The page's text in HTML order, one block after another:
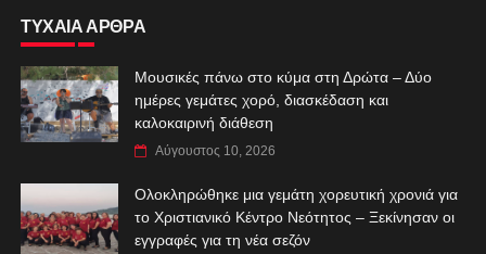
ΤΥΧΑΙΑ ΑΡΘΡΑ
Μουσικές πάνω στο κύμα στη Δρώτα – Δύο
ημέρες γεμάτες χορό, διασκέδαση και
καλοκαιρινή διάθεση
Αύγουστος 10, 2026
Ολοκληρώθηκε μια γεμάτη χορευτική χρονιά για
το Χριστιανικό Κέντρο Νεότητος – Ξεκίνησαν οι
εγγραφές για τη νέα σεζόν